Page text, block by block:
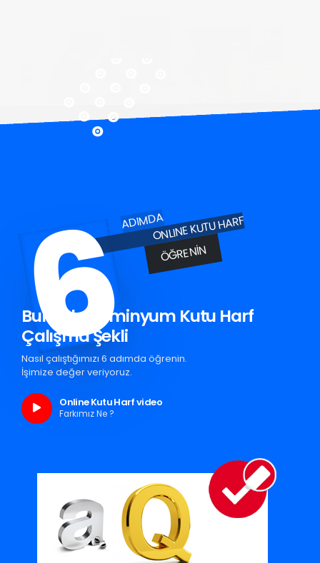
6ADIMDAONLINE KUTU HARF
ÖĞRENIN
Bulanık Aluminyum Kutu Harf
Çalışma Şekli
Nasıl çalıştığımızı 6 adımda öğrenin.
İşimize değer veriyoruz.
Online Kutu Harf video
Farkımız Ne ?